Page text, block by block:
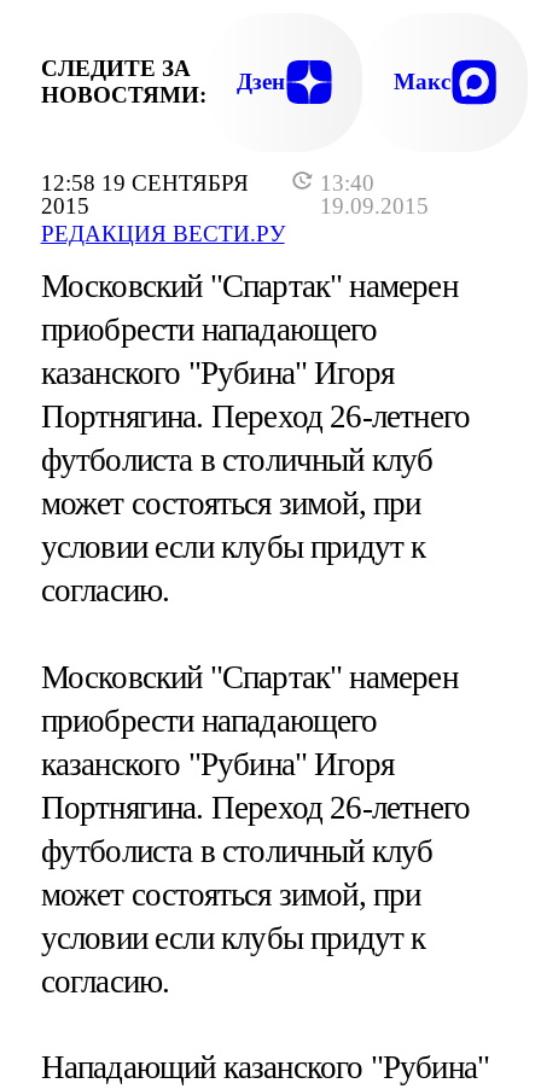
12:58 19 СЕНТЯБРЯ
2015
13:40
19.09.2015
РЕДАКЦИЯ ВЕСТИ.РУ
СЛЕДИТЕ ЗА
НОВОСТЯМИ:
Дзен Макс
Московский "Спартак" намерен
приобрести нападающего
казанского "Рубина" Игоря
Портнягина. Переход 26-летнего
футболиста в столичный клуб
может состояться зимой, при
условии если клубы придут к
согласию.
Московский "Спартак" намерен
приобрести нападающего
казанского "Рубина" Игоря
Портнягина. Переход 26-летнего
футболиста в столичный клуб
может состояться зимой, при
условии если клубы придут к
согласию.
Нападающий казанского "Рубина"